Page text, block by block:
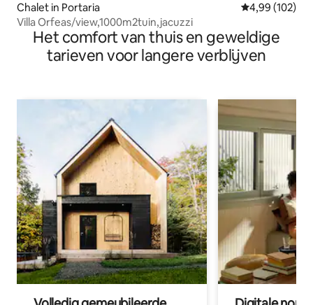
Chalet in Portaria Gemiddelde
4,99 (102)
Villa Orfeas/view,1000m2tuin,jacuzzi
Het comfort van thuis en geweldige
tarieven voor langere verblijven